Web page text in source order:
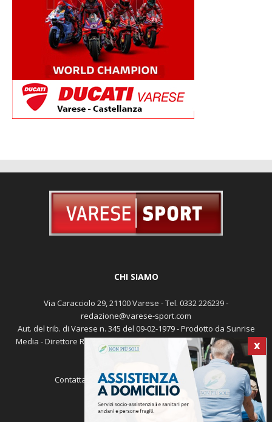
X
CHI SIAMO
Via Caracciolo 29, 21100 Varese - Tel. 0332 226239 -
redazione@varese-sport.com
Aut. del trib. di Varese n. 345 del 09-02-1979 - Prodotto da Sunrise
Media - Direttore Responsabile: Michele Marocco -Cookie policy
Pubblicità
Contattaci: redazione@varese-sport.com